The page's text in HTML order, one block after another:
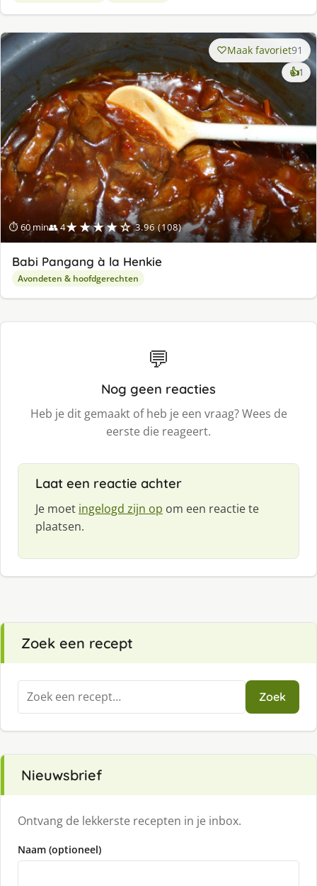
⏱ 60 min👥 4★★★★☆ 3.96 (108)
Maak favoriet91
👍1
Babi Pangang à la Henkie
Avondeten & hoofdgerechten
💬
Nog geen reacties
Heb je dit gemaakt of heb je een vraag? Wees de
eerste die reageert.
Laat een reactie achter
Je moet ingelogd zijn op om een reactie te
plaatsen.
Zoek een recept
Zoeken
naar:
Zoek
Nieuwsbrief
Ontvang de lekkerste recepten in je inbox.
Naam (optioneel)